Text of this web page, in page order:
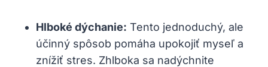
Hlboké dýchanie: Tento jednoduchý, ale
účinný spôsob pomáha upokojiť myseľ a
znížiť stres. Zhlboka sa nadýchnite